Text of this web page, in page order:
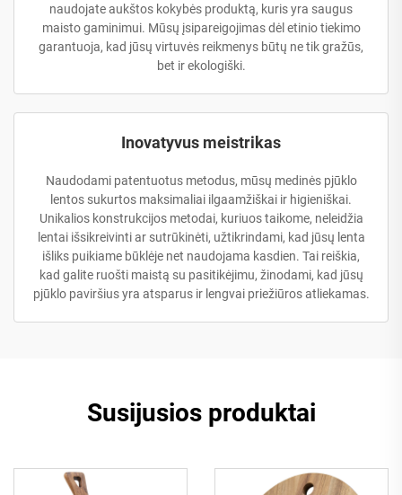
naudojate aukštos kokybės produktą, kuris yra saugus
maisto gaminimui. Mūsų įsipareigojimas dėl etinio tiekimo
garantuoja, kad jūsų virtuvės reikmenys būtų ne tik gražūs,
bet ir ekologiški.
Inovatyvus meistrikas
Naudodami patentuotus metodus, mūsų medinės pjūklo
lentos sukurtos maksimaliai ilgaamžiškai ir higieniškai.
Unikalios konstrukcijos metodai, kuriuos taikome, neleidžia
lentai išsikreivinti ar sutrūkinėti, užtikrindami, kad jūsų lenta
išliks puikiame būklėje net naudojama kasdien. Tai reiškia,
kad galite ruošti maistą su pasitikėjimu, žinodami, kad jūsų
pjūklo paviršius yra atsparus ir lengvai priežiūros atliekamas.
Susijusios produktai